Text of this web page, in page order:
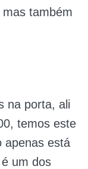
também
na porta, ali
temos este
apenas está
um dos